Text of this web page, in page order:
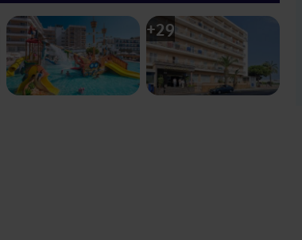
Next slide
+29